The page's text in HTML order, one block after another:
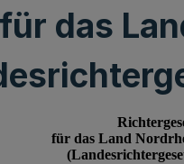
das